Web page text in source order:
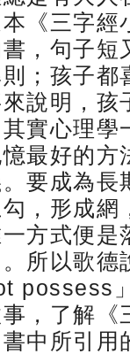
《三字經
，句子短
；孩子都
說明，孩
實心理學
最好的方
要成為長
勾，形成
一方式便是
。所以歌
possess
，了解《
中所引用